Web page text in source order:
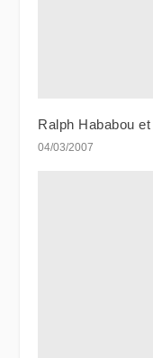
Ralph Hababou
04/03/2007